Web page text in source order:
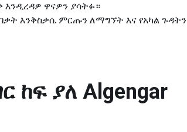
ዋናዎን ያሳትፉ።
እንቅስቃሴ ምርጡን ለማግኘት እና የአካል ጉዳትን
ከፍ ያለ Algengar